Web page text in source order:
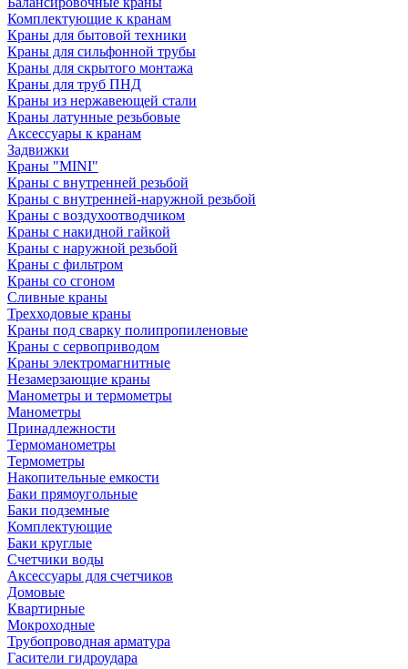
Комплектующие к кранам
Краны для бытовой техники
Краны для сильфонной трубы
Краны для скрытого монтажа
Краны для труб ПНД
Краны из нержавеющей стали
Краны латунные резьбовые
Аксессуары к кранам
Задвижки
Краны "MINI"
Краны с внутренней резьбой
Краны с внутренней-наружной резьбой
Краны с воздухоотводчиком
Краны с накидной гайкой
Краны с наружной резьбой
Краны с фильтром
Краны со сгоном
Сливные краны
Трехходовые краны
Краны под сварку полипропиленовые
Краны с сервоприводом
Краны электромагнитные
Незамерзающие краны
Манометры и термометры
Манометры
Принадлежности
Термоманометры
Термометры
Накопительные емкости
Баки прямоугольные
Баки подземные
Комплектующие
Баки круглые
Счетчики воды
Аксессуары для счетчиков
Домовые
Квартирные
Мокроходные
Трубопроводная арматура
Гасители гидроудара